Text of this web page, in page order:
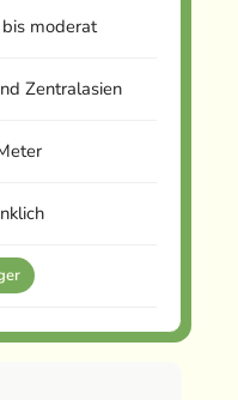
bis moderat
Zentralasien